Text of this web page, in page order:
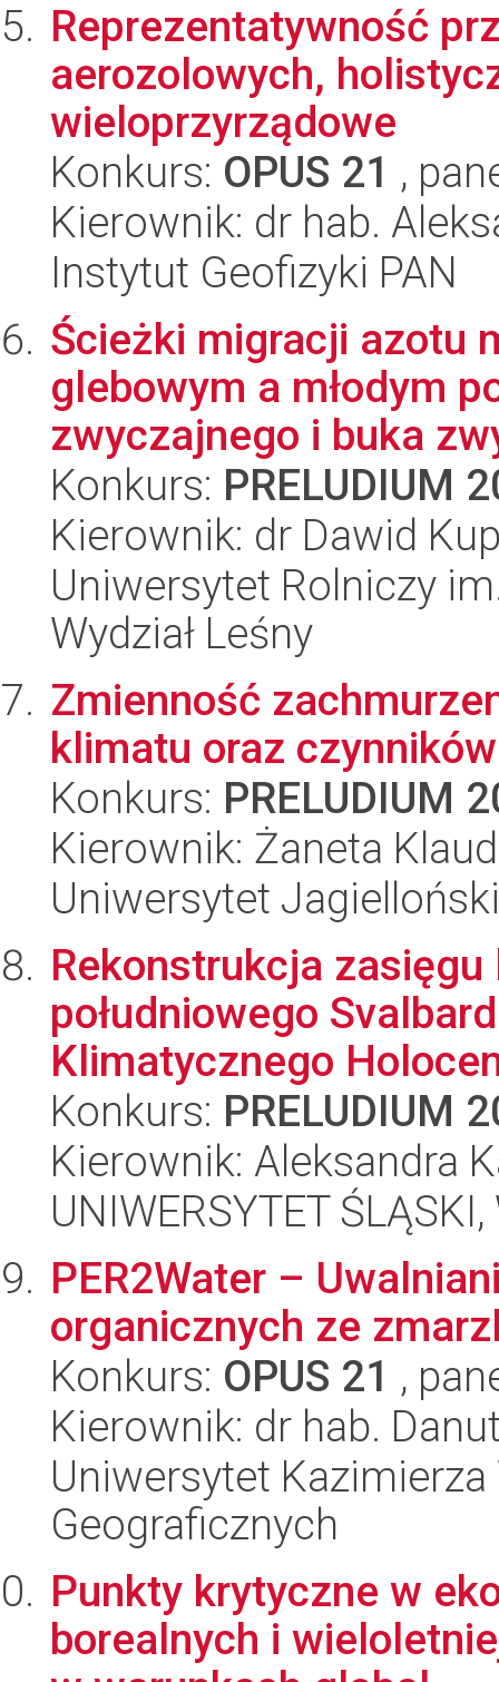
Reprezentatywność
aerozolowych,
wieloprzyrządowe
Konkurs: OPUS 21 ,
Kierownik: dr hab.
Instytut Geofizyki PAN
Ścieżki migracji azotu
glebowym a młodym
zwyczajnego i buka
Konkurs: PRELUDIUM
Kierownik: dr Dawid
Uniwersytet Rolniczy
Wydział Leśny
Zmienność
klimatu oraz
Konkurs: PRELUDIUM
Kierownik: Żaneta
Uniwersytet
Rekonstrukcja
południowego
Klimatycznego
Konkurs: PRELUDIUM
Kierownik: Aleksandra
UNIWERSYTET
PER2Water –
organicznych ze
Konkurs: OPUS 21 ,
Kierownik: dr hab.
Uniwersytet Kazimierza
Geograficznych
Punkty krytyczne w
borealnych i